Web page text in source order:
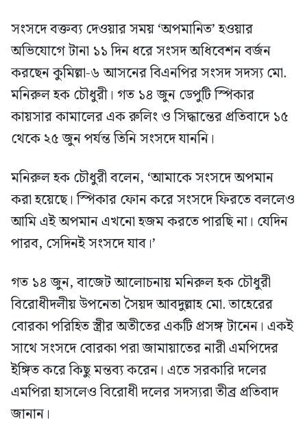
সংসদে বক্তব্য দেওয়ার সময় ‘অপমানিত’ হওয়ার
অভিযোগে টানা ১১ দিন ধরে সংসদ অধিবেশন বর্জন
করছেন কুমিল্লা-৬ আসনের বিএনপির সংসদ সদস্য মো.
মনিরুল হক চৌধুরী। গত ১৪ জুন ডেপুটি স্পিকার
কায়সার কামালের এক রুলিং ও সিদ্ধান্তের প্রতিবাদে ১৫
থেকে ২৫ জুন পর্যন্ত তিনি সংসদে যাননি।
মনিরুল হক চৌধুরী বলেন, ‘আমাকে সংসদে অপমান
করা হয়েছে। স্পিকার ফোন করে সংসদে ফিরতে বললেও
আমি এই অপমান এখনো হজম করতে পারছি না। যেদিন
পারব, সেদিনই সংসদে যাব।’
গত ১৪ জুন, বাজেট আলোচনায় মনিরুল হক চৌধুরী
বিরোধীদলীয় উপনেতা সৈয়দ আবদুল্লাহ মো. তাহেরের
বোরকা পরিহিত স্ত্রীর অতীতের একটি প্রসঙ্গ টানেন। একই
সাথে সংসদে বোরকা পরা জামায়াতের নারী এমপিদের
ইঙ্গিত করে কিছু মন্তব্য করেন। এতে সরকারি দলের
এমপিরা হাসলেও বিরোধী দলের সদস্যরা তীব্র প্রতিবাদ
জানান।